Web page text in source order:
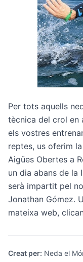
Per tots aquells
tècnica del crol en
els vostres
reptes, us oferim
Aigües Obertes a
un dia abans de la
serà impartit pel
Jonathan Gómez.
mateixa web,
Creat per: Neda el